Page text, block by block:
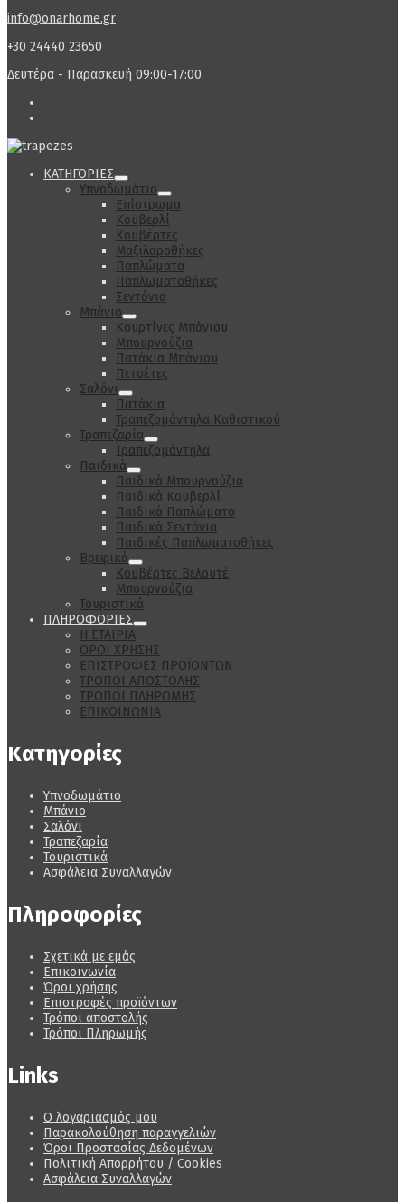
info@onarhome.gr
+30 24440 23650
Δευτέρα - Παρασκευή 09:00-17:00
ΚΑΤΗΓΟΡΙΕΣ
Υπνοδωμάτιο
Επίστρωμα
Κουβερλί
Κουβέρτες
Μαξιλαροθήκες
Παπλώματα
Παπλωματοθήκες
Σεντόνια
Μπάνιο
Κουρτίνες Μπάνιου
Μπουρνούζια
Πατάκια Μπάνιου
Πετσέτες
Σαλόνι
Πατάκια
Τραπεζομάντηλα Καθιστικού
Τραπεζαρία
Τραπεζομάντηλα
Παιδικά
Παιδικά Μπουρνούζια
Παιδικά Κουβερλί
Παιδικά Παπλώματα
Παιδικά Σεντόνια
Παιδικές Παπλωματοθήκες
Βρεφικά
Κουβέρτες Βελουτέ
Μπουρνούζια
Τουριστικά
ΠΛΗΡΟΦΟΡΙΕΣ
Η ΕΤΑΙΡΙΑ
ΟΡΟΙ ΧΡΗΣΗΣ
ΕΠΙΣΤΡΟΦΕΣ ΠΡΟΪΟΝΤΩΝ
ΤΡΟΠΟΙ ΑΠΟΣΤΟΛΗΣ
ΤΡΟΠΟΙ ΠΛΗΡΩΜΗΣ
ΕΠΙΚΟΙΝΩΝΙΑ
Κατηγορίες
Υπνοδωμάτιο
Μπάνιο
Σαλόνι
Τραπεζαρία
Τουριστικά
Ασφάλεια Συναλλαγών
Πληροφορίες
Σχετικά με εμάς
Επικοινωνία
Όροι χρήσης
Επιστροφές προϊόντων
Τρόποι αποστολής
Τρόποι Πληρωμής
Links
Ο λογαριασμός μου
Παρακολούθηση παραγγελιών
Όροι Προστασίας Δεδομένων
Πολιτική Απορρήτου / Cookies
Ασφάλεια Συναλλαγών